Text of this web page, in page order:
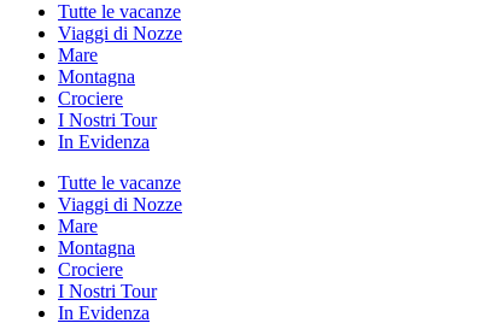
Tutte le vacanze
Viaggi di Nozze
Mare
Montagna
Crociere
I Nostri Tour
In Evidenza
Tutte le vacanze
Viaggi di Nozze
Mare
Montagna
Crociere
I Nostri Tour
In Evidenza